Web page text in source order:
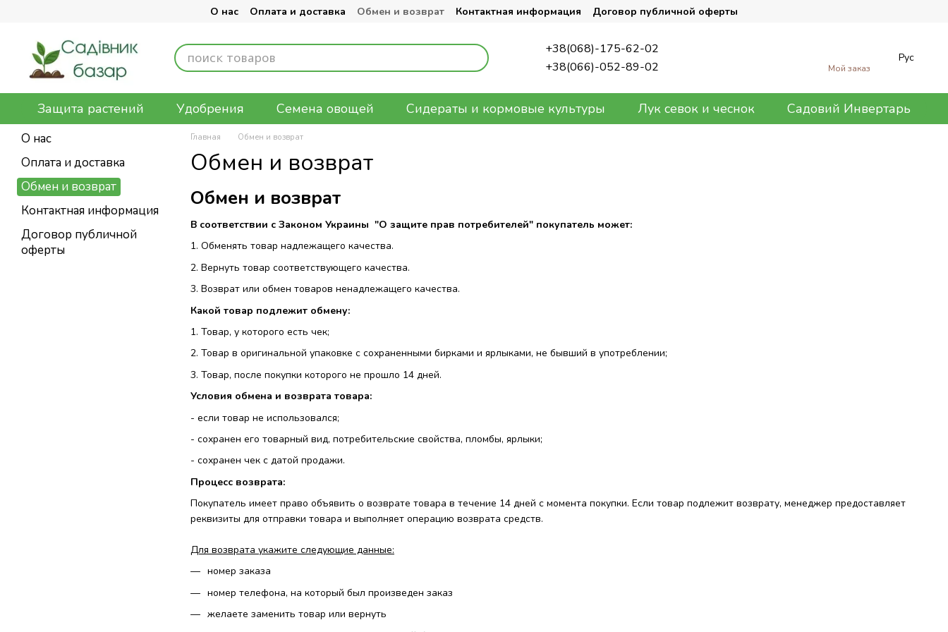
О нас Оплата и доставка Обмен и возврат Контактная информация Договор публичной оферты
+38(068)-175-62-02
+38(066)-052-89-02
Мой заказ
Рус
Защита растений Удобрения Семена овощей Сидераты и кормовые культуры Лук севок и чеснок Садовий Инвертарь
Главная Обмен и возврат
Обмен и возврат
Обмен и возврат
В соответствии с Законом Украины "О защите прав потребителей" покупатель может:
1. Обменять товар надлежащего качества.
2. Вернуть товар соответствующего качества.
3. Возврат или обмен товаров ненадлежащего качества.
Какой товар подлежит обмену:
1. Товар, у которого есть чек;
2. Товар в оригинальной упаковке с сохраненными бирками и ярлыками, не бывший в употреблении;
3. Товар, после покупки которого не прошло 14 дней.
Условия обмена и возврата товара:
- если товар не использовался;
- сохранен его товарный вид, потребительские свойства, пломбы, ярлыки;
- сохранен чек с датой продажи.
Процесс возврата:
Покупатель имеет право объявить о возврате товара в течение 14 дней с момента покупки. Если товар подлежит возврату, менеджер предоставляет
реквизиты для отправки товара и выполняет операцию возврата средств.
Для возврата укажите следующие данные:
номер заказа
номер телефона, на который был произведен заказ
желаете заменить товар или вернуть
О нас
Оплата и доставка
Обмен и возврат
Контактная информация
Договор публичной
оферты